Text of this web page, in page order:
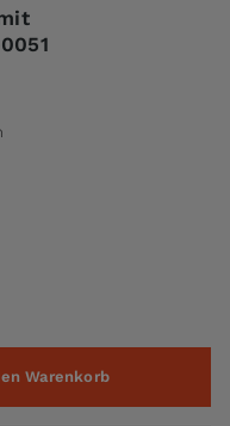
Warenkorb